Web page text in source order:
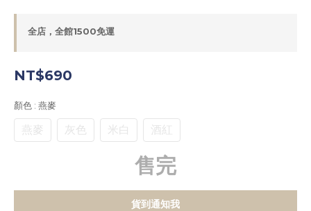
全店，全館1500免運
NT$690
顏色 : 燕麥
燕麥 灰色 米白 酒紅
售完
貨到通知我